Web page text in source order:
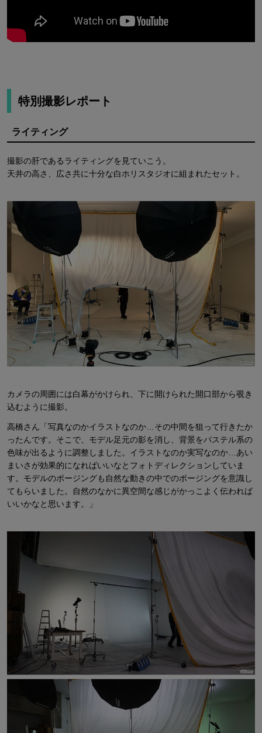
特別撮影レポート
ライティング
撮影の肝であるライティングを見ていこう。
天井の高さ、広さ共に十分な白ホリスタジオに組まれたセット。
カメラの周囲には白幕がかけられ、下に開けられた開口部から覗き
込むように撮影。
高橋さん「写真なのかイラストなのか…その中間を狙って行きたか
ったんです。そこで、モデル足元の影を消し、背景をパステル系の
色味が出るように調整しました。イラストなのか実写なのか…あい
まいさが効果的になればいいなとフォトディレクションしていま
す。モデルのポージングも自然な動きの中でのポージングを意識し
てもらいました。自然のなかに異空間な感じがかっこよく伝われば
いいかなと思います。」